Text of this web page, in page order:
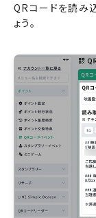
QRコードを読み
ょう。